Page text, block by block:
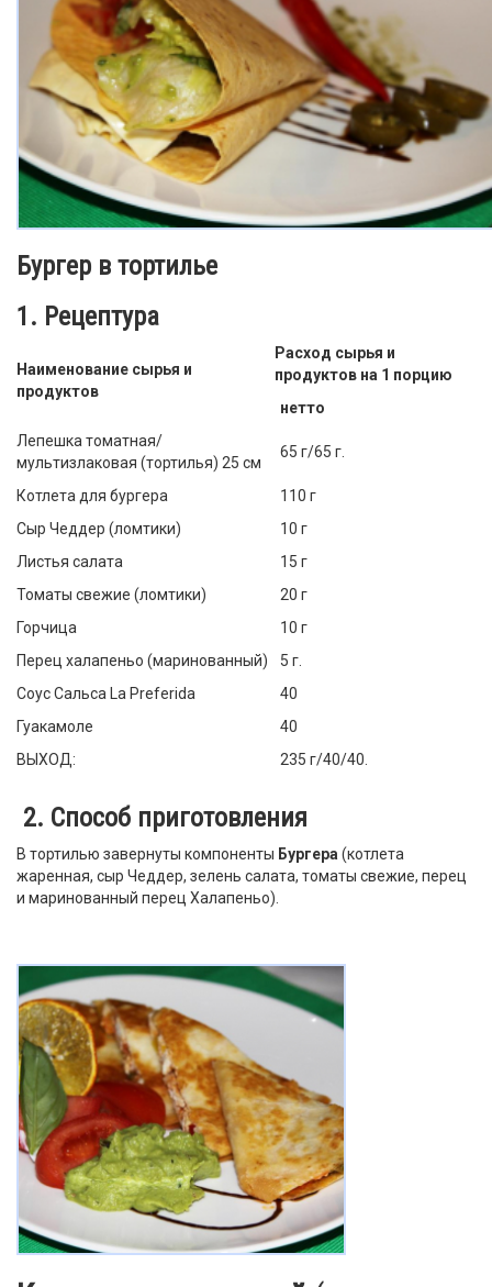
Бургер в тортилье
1. Рецептура
Наименование сырья и
продуктов
Расход сырья и
продуктов на 1 порцию
нетто
Лепешка томатная/
мультизлаковая (тортилья) 25 см
65 г/65 г.
Котлета для бургера
110 г
Сыр Чеддер (ломтики)
10 г
Листья салата
15 г
Томаты свежие (ломтики)
20 г
Горчица
10 г
Перец халапеньо (маринованный)
5 г.
Соус Сальса La Preferida
40
Гуакамоле
40
ВЫХОД:
235 г/40/40.
2. Способ приготовления
В тортилью завернуты компоненты Бургера (котлета
жаренная, сыр Чеддер, зелень салата, томаты свежие, перец
и маринованный перец Халапеньо).